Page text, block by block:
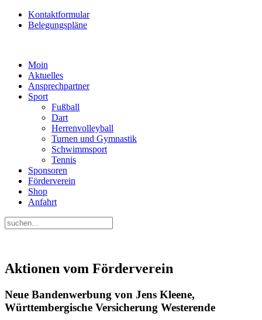
Kontaktformular
Belegungspläne
Moin
Aktuelles
Ansprechpartner
Sport
Fußball
Dart
Herrenvolleyball
Turnen und Gymnastik
Schwimmsport
Tennis
Sponsoren
Förderverein
Shop
Anfahrt
Aktionen vom Förderverein
Neue Bandenwerbung von Jens Kleene,
Württembergische Versicherung Westerende